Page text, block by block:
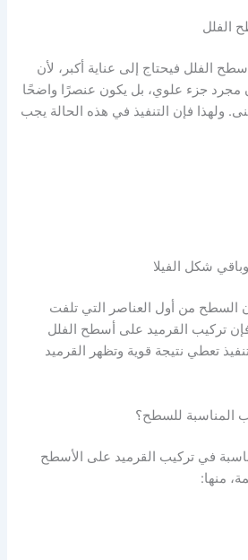
الفلل
الفلل فيحتاج إلى عناية أكبر، لأن
مجرد جزء علوي، بل يكون عنصرًا واضحًا
ولهذا فإن التنفيذ في هذه الحالة يجب
شكل الفيلا
السطح من أول العناصر التي تلفت
فإن تركيب القرميد على أسطح الفلل
تعطي نتيجة قوية وتظهر القرميد
المناسبة للسطح؟
في تركيب القرميد على الأسطح
منها: